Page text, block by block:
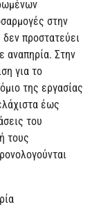
στην
προστατεύει
αναπηρία. Στην
για το
της εργασίας
έως
του
τους